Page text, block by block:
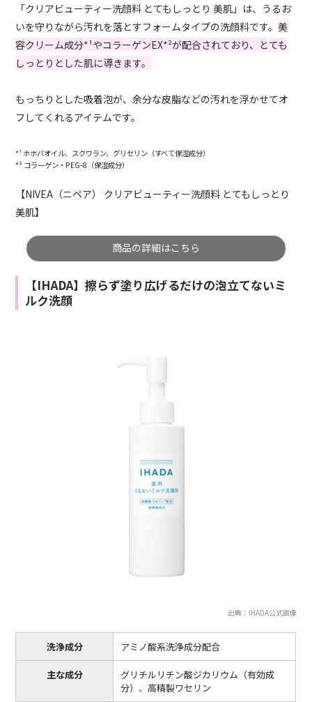
「クリアビューティー洗顔料 とてもしっとり 美肌」は、うるお
いを守りながら汚れを落とすフォームタイプの洗顔料です。美
容クリーム成分*¹やコラーゲンEX*²が配合されており、とても
しっとりとした肌に導きます。
もっちりとした吸着泡が、余分な皮脂などの汚れを浮かせてオ
フしてくれるアイテムです。
*¹ ホホバオイル、スクワラン、グリセリン（すべて保湿成分）
*² コラーゲン・PEG-8（保湿成分）
【NIVEA（ニベア） クリアビューティー洗顔料 とてもしっとり
美肌】
商品の詳細はこちら
【IHADA】擦らず塗り広げるだけの泡立てないミ
ルク洗顔
出典：IHADA公式画像
洗浄成分 アミノ酸系洗浄成分配合
主な成分
グリチルリチン酸ジカリウム（有効成
分）、高精製ワセリン